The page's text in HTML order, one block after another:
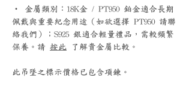
‧ 金屬類別：18K金 / PT950 鉑金適合長期
佩戴與重要紀念用途（如欲選擇 PT950 請聯
絡我們）；S925 銀適合輕量禮品，需較頻繁
保養。請 按此 了解貴金屬比較。
此吊墜之標示價格已包含項鍊。